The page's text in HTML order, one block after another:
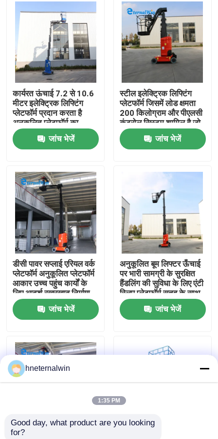
उत्पादों
हमारे बारे में
कारखाना भ्रमण
गुणवत्ता नियंत्रण
संपर्क करें
एक उद्धरण का अनुरोध करें
लिफ्ट क्रेन मशीन
स्पाइडर क्रॉलर क्रेन
कार्यरत ऊंचाई 7.2 से 10.6
मीटर इलेक्ट्रिक लिफ्टिंग
प्लेटफॉर्म प्रदान करता है
अनुकूलित प्लेटफॉर्म का
आकार और लिफ्टिंग संचालन
के लिए अनुकूलितजांच भेजें
स्टील इलेक्ट्रिक लिफ्टिंग
प्लेटफॉर्म जिसमें लोड क्षमता
200 किलोग्राम और पीएलसी
कंट्रोल सिस्टम शामिल है जो
सामग्री को उठाने के लिए
अनुकूलित है जांच भेजें
डीसी पावर सप्लाई एरियल वर्क
प्लेटफॉर्म अनुकूलित प्लेटफॉर्म
आकार उच्च पहुंच कार्यों के
लिए आदर्श रखरखाव निर्माण
और औद्योगिक
जांच भेजें
अनुकूलित बूम लिफ्टर ऊँचाई
पर भारी सामग्री के सुरक्षित
हैंडलिंग की सुविधा के लिए एंटी
स्लिप प्लेटफॉर्म सतह के साथ
डिज़ाइन किया गया
जांच भेजें
अनुकूलित इलेक्ट्रिक लिफ्टिंग
hneternalwin
1:35 PM
Good day, what product are you looking
for?